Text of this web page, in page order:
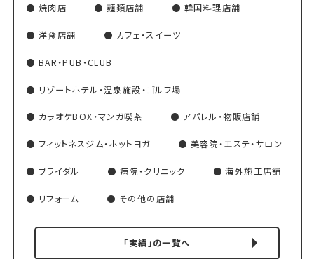
焼肉店 麺類店舗 韓国料理店舗
洋食店舗 カフェ・スイーツ
BAR・PUB・CLUB
リゾートホテル・温泉施設・ゴルフ場
カラオケBOX・マンガ喫茶 アパレル・物販店舗
フィットネスジム・ホットヨガ 美容院・エステ・サロン
ブライダル 病院・クリニック 海外施工店舗
リフォーム その他の店舗
「実績」の一覧へ